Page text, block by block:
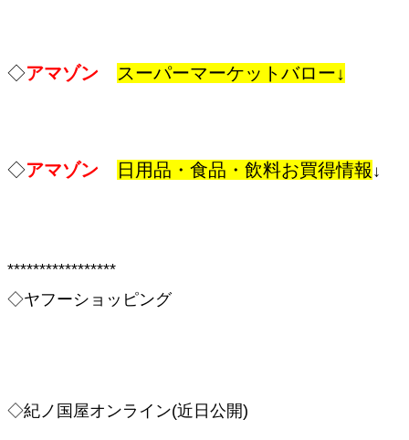
◇アマゾン スーパーマーケットバロー↓
◇アマゾン 日用品・食品・飲料お買得情報 ↓
*****************
◇ヤフーショッピング
◇紀ノ国屋オンライン(近日公開)